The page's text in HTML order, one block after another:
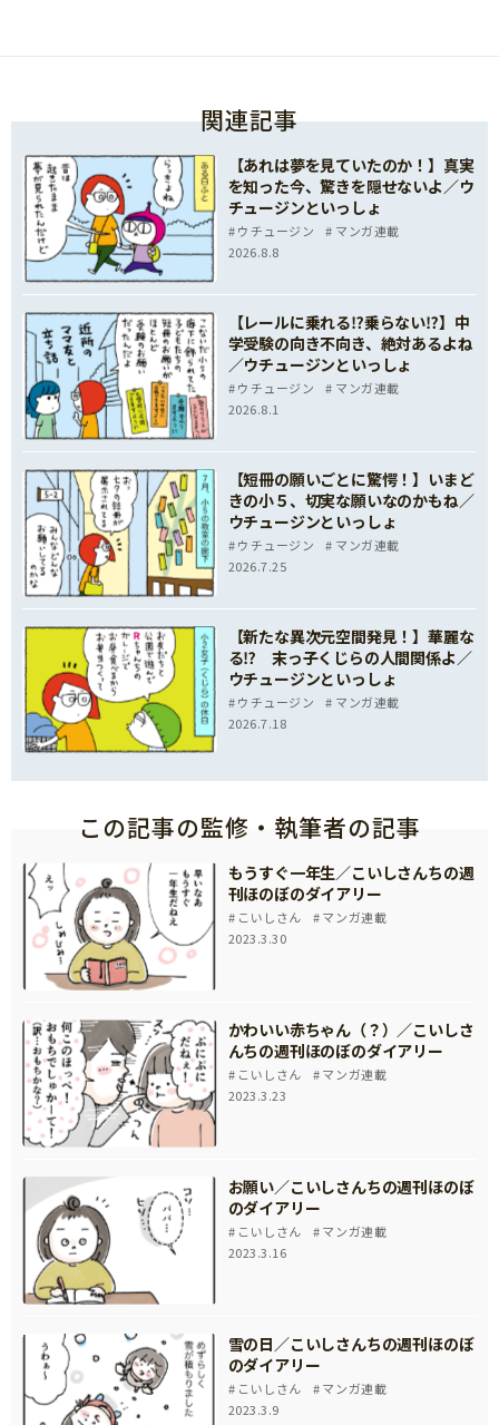
関連記事
【あれは夢を見ていたのか！】真実
を知った今、驚きを隠せないよ／ウ
チュージンといっしょ
ウチュージン
マンガ連載
2026.8.8
【レールに乗れる⁉乗らない⁉】中
学受験の向き不向き、絶対あるよね
／ウチュージンといっしょ
ウチュージン
マンガ連載
2026.8.1
【短冊の願いごとに驚愕！】いまど
きの小５、切実な願いなのかもね／
ウチュージンといっしょ
ウチュージン
マンガ連載
2026.7.25
【新たな異次元空間発見！】華麗な
る⁉ 末っ子くじらの人間関係よ／
ウチュージンといっしょ
ウチュージン
マンガ連載
2026.7.18
この記事の監修・執筆者の記事
もうすぐ一年生／こいしさんちの週
刊ほのぼのダイアリー
こいしさん
マンガ連載
2023.3.30
かわいい赤ちゃん（？）／こいしさ
んちの週刊ほのぼのダイアリー
こいしさん
マンガ連載
2023.3.23
お願い／こいしさんちの週刊ほのぼ
のダイアリー
こいしさん
マンガ連載
2023.3.16
雪の日／こいしさんちの週刊ほのぼ
のダイアリー
こいしさん
マンガ連載
2023.3.9